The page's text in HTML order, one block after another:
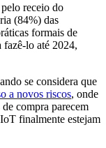
receio do
(84%) das
formais de
fazê-lo até 2024,
se considera que
a novos riscos, onde
compra parecem
finalmente estejam